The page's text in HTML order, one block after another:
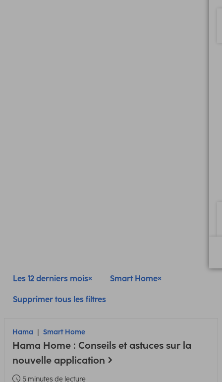
Les 12 derniers mois Smart Home
Supprimer tous les filtres
Hama Smart Home
Hama Home : Conseils et astuces sur la
nouvelle application
5 minutes de lecture